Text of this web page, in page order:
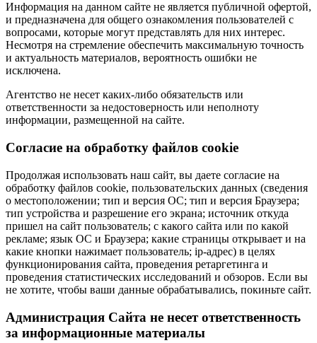
Информация на данном сайте не является публичной офертой,
и предназначена для общего ознакомления пользователей с
вопросами, которые могут представлять для них интерес.
Несмотря на стремление обеспечить максимальную точность
и актуальность материалов, вероятность ошибки не
исключена.
Агентство не несет каких-либо обязательств или
ответственности за недостоверность или неполноту
информации, размещенной на сайте.
Cогласие на обработку файлов cookie
Продолжая использовать наш сайт, вы даете согласие на
обработку файлов cookie, пользовательских данных (сведения
о местоположении; тип и версия ОС; тип и версия Браузера;
тип устройства и разрешение его экрана; источник откуда
пришел на сайт пользователь; с какого сайта или по какой
рекламе; язык ОС и Браузера; какие страницы открывает и на
какие кнопки нажимает пользователь; ip-адрес) в целях
функционирования сайта, проведения ретаргетинга и
проведения статистических исследований и обзоров. Если вы
не хотите, чтобы ваши данные обрабатывались, покиньте сайт.
Администрация Сайта не несет ответственность
за информационные материалы